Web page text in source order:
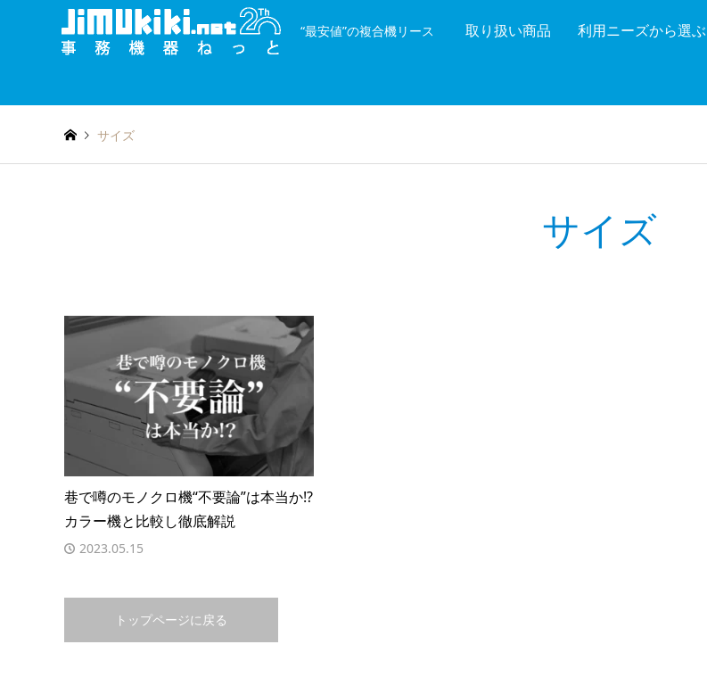
“最安値”の複合機リース 取り扱い商品 利用ニーズから選ぶ
サイズ
サイズ
巷で噂のモノクロ機“不要論”は本当か!?
カラー機と比較し徹底解説
2023.05.15
トップページに戻る